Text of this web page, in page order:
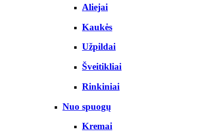
Aliejai
Kaukės
Užpildai
Šveitikliai
Rinkiniai
Nuo spuogų
Kremai